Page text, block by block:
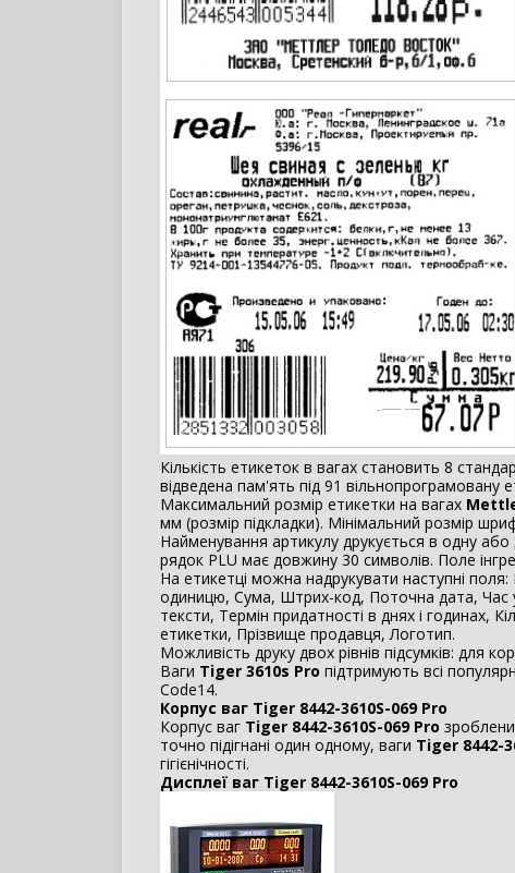
Кількість етикеток в вагах становить 8
відведена пам'ять під 91 вільнопрограмовану
Максимальний розмір етикетки на вагах
мм (розмір підкладки). Мінімальний розмір
Найменування артикулу друкується в одну
рядок PLU має довжину 30 символів. Поле
На етикетці можна надрукувати наступні
одиницю, Сума, Штрих-код, Поточна дата, Час
тексти, Термін придатності в днях і годинах,
етикетки, Прізвище продавця, Логотип.
Можливість друку двох рівнів підсумків: для
Ваги Tiger 3610s Pro підтримують всі
Code14.
Корпус ваг Tiger 8442-3610S-069 Pro
Корпус ваг Tiger 8442-3610S-069 Pro
точно підігнані один одному, ваги Tiger 8442-
гігієнічності.
Дисплеї ваг Tiger 8442-3610S-069 Pro